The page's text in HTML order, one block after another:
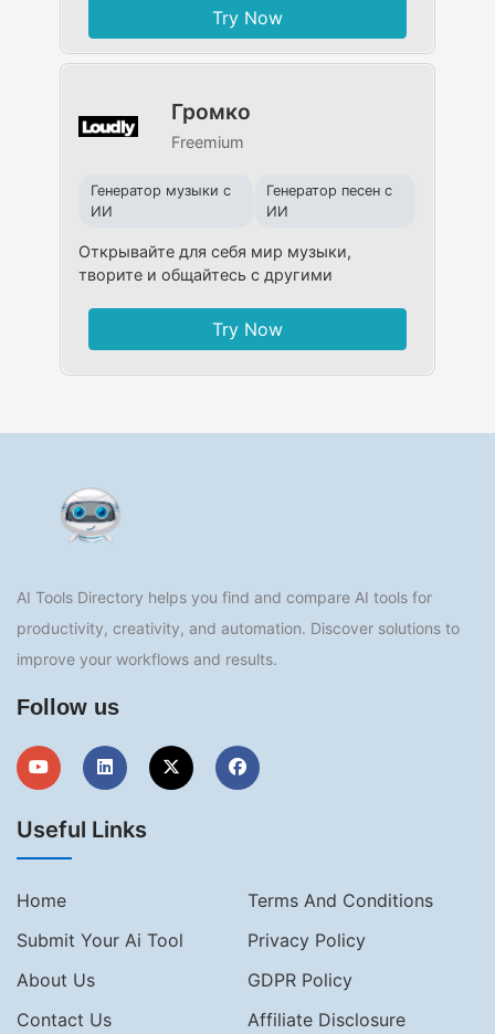
Try Now
Громко
Freemium
Генератор музыки с
ИИ
Генератор песен с
ИИ
Открывайте для себя мир музыки,
творите и общайтесь с другими
Try Now
AI Tools Directory helps you find and compare AI tools for
productivity, creativity, and automation. Discover solutions to
improve your workflows and results.
Follow us
Useful Links
Home
Terms And Conditions
Submit Your Ai Tool
Privacy Policy
About Us
GDPR Policy
Contact Us
Affiliate Disclosure